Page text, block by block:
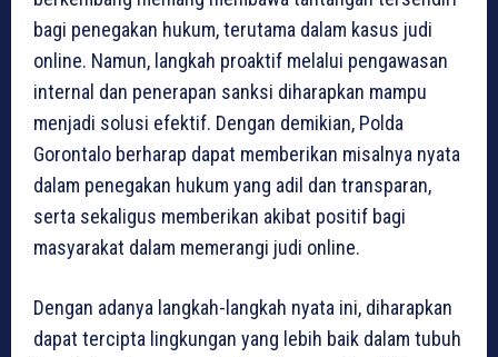
bagi penegakan hukum, terutama dalam kasus judi
online. Namun, langkah proaktif melalui pengawasan
internal dan penerapan sanksi diharapkan mampu
menjadi solusi efektif. Dengan demikian, Polda
Gorontalo berharap dapat memberikan misalnya nyata
dalam penegakan hukum yang adil dan transparan,
serta sekaligus memberikan akibat positif bagi
masyarakat dalam memerangi judi online.
Dengan adanya langkah-langkah nyata ini, diharapkan
dapat tercipta lingkungan yang lebih baik dalam tubuh